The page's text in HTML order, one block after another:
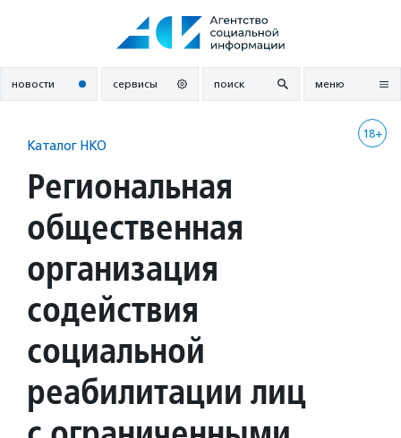
новости сервисы поиск меню
18+
Каталог НКО
Региональная
общественная
организация
содействия
социальной
реабилитации лиц